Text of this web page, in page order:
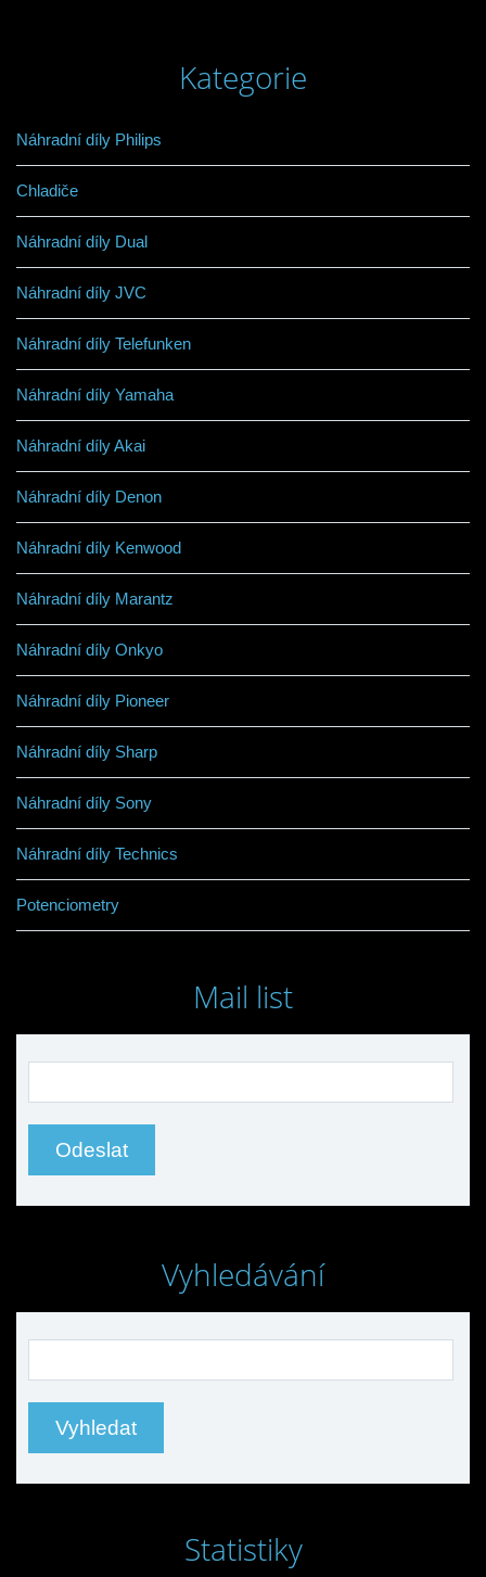
Kategorie
Náhradní díly Philips
Chladiče
Náhradní díly Dual
Náhradní díly JVC
Náhradní díly Telefunken
Náhradní díly Yamaha
Náhradní díly Akai
Náhradní díly Denon
Náhradní díly Kenwood
Náhradní díly Marantz
Náhradní díly Onkyo
Náhradní díly Pioneer
Náhradní díly Sharp
Náhradní díly Sony
Náhradní díly Technics
Potenciometry
Mail list
Vyhledávání
Statistiky